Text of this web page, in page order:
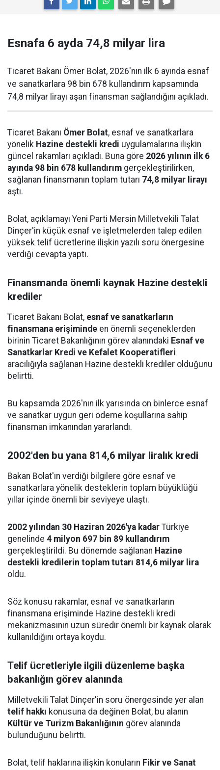
Esnafa 6 ayda 74,8 milyar lira
Ticaret Bakanı Ömer Bolat, 2026'nın ilk 6 ayında esnaf
ve sanatkarlara 98 bin 678 kullandırım kapsamında
74,8 milyar lirayı aşan finansman sağlandığını açıkladı.
Ticaret Bakanı Ömer Bolat, esnaf ve sanatkarlara
yönelik Hazine destekli kredi uygulamalarına ilişkin
güncel rakamları açıkladı. Buna göre 2026 yılının ilk 6
ayında 98 bin 678 kullandırım gerçekleştirilirken,
sağlanan finansmanın toplam tutarı 74,8 milyar lirayı
aştı.
Bolat, açıklamayı Yeni Parti Mersin Milletvekili Talat
Dinçer'in küçük esnaf ve işletmelerden talep edilen
yüksek telif ücretlerine ilişkin yazılı soru önergesine
verdiği cevapta yaptı.
Finansmanda önemli kaynak Hazine destekli
krediler
Ticaret Bakanı Bolat, esnaf ve sanatkarların
finansmana erişiminde en önemli seçeneklerden
birinin Ticaret Bakanlığının görev alanındaki Esnaf ve
Sanatkarlar Kredi ve Kefalet Kooperatifleri
aracılığıyla sağlanan Hazine destekli krediler olduğunu
belirtti.
Bu kapsamda 2026'nın ilk yarısında on binlerce esnaf
ve sanatkar uygun geri ödeme koşullarına sahip
finansman imkanından yararlandı.
2002'den bu yana 814,6 milyar liralık kredi
Bakan Bolat'ın verdiği bilgilere göre esnaf ve
sanatkarlara yönelik desteklerin toplam büyüklüğü
yıllar içinde önemli bir seviyeye ulaştı.
2002 yılından 30 Haziran 2026'ya kadar Türkiye
genelinde 4 milyon 697 bin 89 kullandırım
gerçekleştirildi. Bu dönemde sağlanan Hazine
destekli kredilerin toplam tutarı 814,6 milyar lira
oldu.
Söz konusu rakamlar, esnaf ve sanatkarların
finansmana erişiminde Hazine destekli kredi
mekanizmasının uzun süredir önemli bir kaynak olarak
kullanıldığını ortaya koydu.
Telif ücretleriyle ilgili düzenleme başka
bakanlığın görev alanında
Milletvekili Talat Dinçer'in soru önergesinde yer alan
telif hakkı konusuna da değinen Bolat, bu alanın
Kültür ve Turizm Bakanlığının görev alanında
bulunduğunu belirtti.
Bolat, telif haklarına ilişkin konuların Fikir ve Sanat